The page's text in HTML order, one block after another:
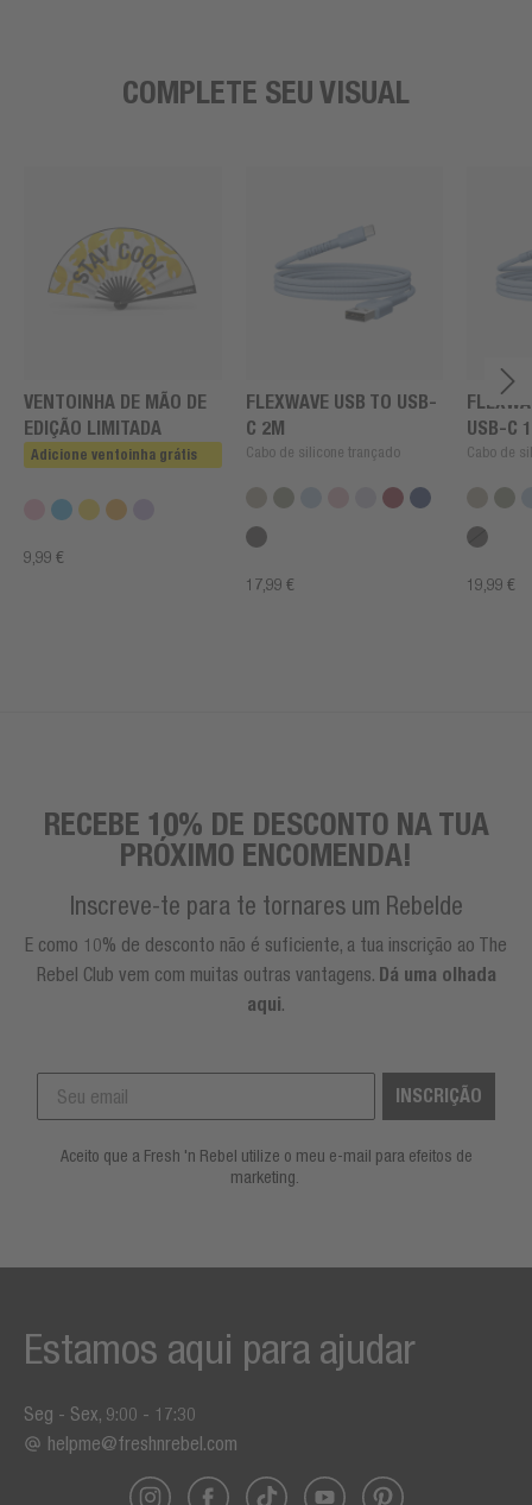
COMPLETE SEU VISUAL
VENTOINHA DE MÃO DE
EDIÇÃO LIMITADA
Adicione ventoinha grátis
9,99 €
FLEXWAVE USB TO USB-
C 2M
Cabo de silicone trançado
17,99 €
USB-C
Cabo de
19,99 €
RECEBE 10% DE DESCONTO NA TUA
PRÓXIMO ENCOMENDA!
Inscreve-te para te tornares um Rebelde
E como 10% de desconto não é suficiente, a tua inscrição ao The
Rebel Club vem com muitas outras vantagens. Dá uma olhada
aqui.
INSCRIÇÃO
Aceito que a Fresh 'n Rebel utilize o meu e-mail para efeitos de
marketing.
Estamos aqui para ajudar
Seg - Sex, 9:00 - 17:30
helpme@freshnrebel.com